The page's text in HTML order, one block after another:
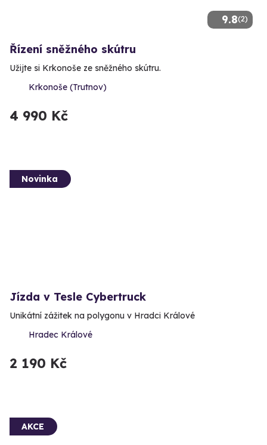
9.8(2)
Řízení sněžného skútru
Užijte si Krkonoše ze sněžného skútru.
Krkonoše (Trutnov)
4 990 Kč
Novinka
Jízda v Tesle Cybertruck
Unikátní zážitek na polygonu v Hradci Králové
Hradec Králové
2 190 Kč
AKCE